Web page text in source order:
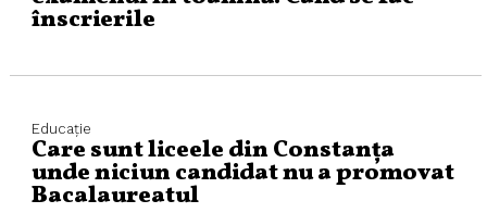
înscrierile
Educaţie
Care sunt liceele din Constanța
unde niciun candidat nu a promovat
Bacalaureatul